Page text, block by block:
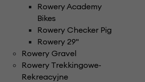
Rowery Academy
Bikes
Rowery Checker Pig
Rowery 29"
Rowery Gravel
Rowery Trekkingowe-
Rekreacyjne